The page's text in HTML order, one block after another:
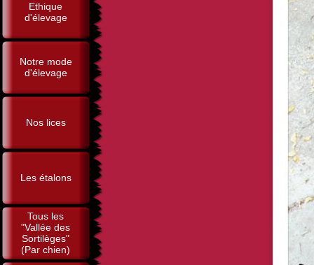
Ethique
d'élevage
Notre mode
d'élevage
Nos lices
Les étalons
Tous les
"Vallée des
Sortilèges"
(Par chien)